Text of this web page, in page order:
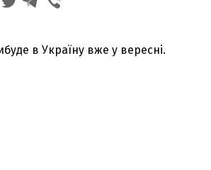
в Україну вже у вересні.